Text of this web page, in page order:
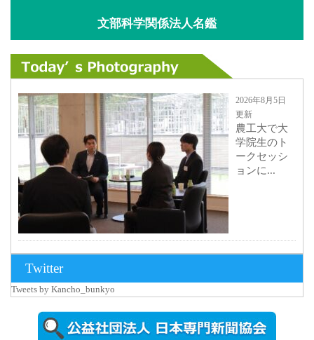
文部科学関係法人名鑑
2026年8月5日
更新
農工大で大
学院生のト
ークセッシ
ョンに...
ォトスポッ
ト （8...
Twitter
Tweets by Kancho_bunkyo